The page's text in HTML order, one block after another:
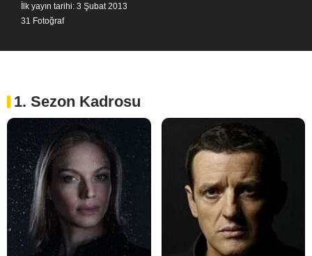
İlk yayın tarihi: 3 Şubat 2013
31 Fotoğraf
1. Sezon Kadrosu